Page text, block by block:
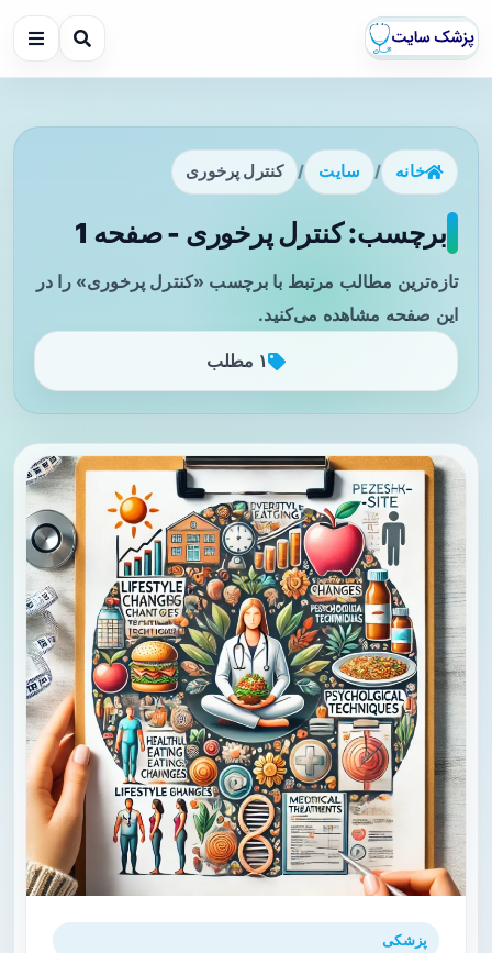
خانه / سایت / کنترل پرخوری
برچسب: کنترل پرخوری - صفحه 1
تازه‌ترین مطالب مرتبط با برچسب «کنترل پرخوری» را در
این صفحه مشاهده می‌کنید.
۱ مطلب
پزشکی